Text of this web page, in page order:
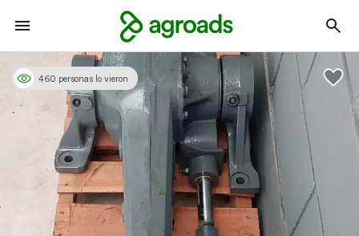
460 personas lo vieron